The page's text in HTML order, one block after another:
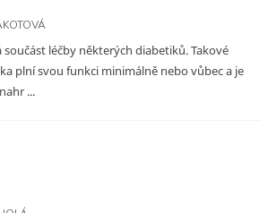
léčby některých diabetiků. Takové
plní svou funkci minimálně nebo vůbec a je
...